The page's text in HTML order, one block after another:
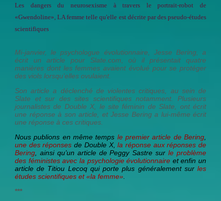
Les dangers du neurosexisme à travers le portrait-robot de
«Gwendoline», LA femme telle qu'elle est décrite par des pseudo-études
scientifiques
Mi-janvier, le psychologue évolutionnaire, Jesse Bering, a
écrit un article pour Slate.com, où il présentait quatre
manières dont les femmes avaient évolué pour se protéger
des viols lorsqu’elles ovulaient.
Son article a déclenché de violentes critiques, au sein de
Slate et sur des sites scientifiques notamment. Plusieurs
journalistes de Double X, le site féminin de Slate, ont écrit
une réponse à son article, et Jesse Bering a lui-même écrit
une réponse à ces critiques.
Nous publions en même temps le premier article de Bering
une des réponses de Double X,la réponse aux réponses de
Bering , ainsi qu’un article de Peggy Sastre surle problème
des féministes avec la psychologie évolutionnaire et enfin un
article de Titiou Lecoq qui porte plus généralement sur les
études scientifiques et «la femme»
***